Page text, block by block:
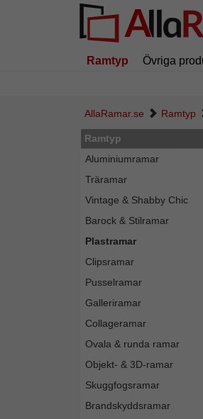
Ramtyp Övriga
AllaRamar.se Ramtyp
Ramtyp
Aluminiumramar
Träramar
Vintage & Shabby Chic
Barock & Stilramar
Plastramar
Clipsramar
Pusselramar
Galleriramar
Collageramar
Ovala & runda ramar
Objekt- & 3D-ramar
Skuggfogsramar
Brandskyddsramar